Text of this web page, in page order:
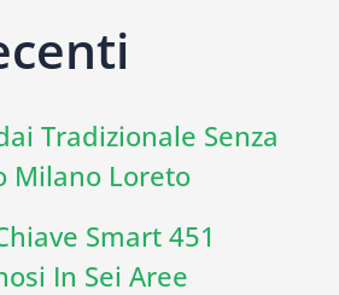
Tradizionale Senza
Milano Loreto
Smart 451
In Sei Aree